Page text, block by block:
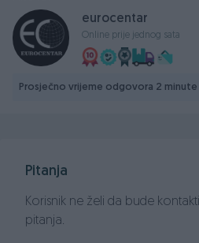
brava
1 ključ
KOŽNI trokraki Volan podesiv po
komandama
Električni podizači stakala x4 ,
Manuelni mjenjač 5+R
Bijela boja
eurocentar
Online prije jednog sata
Prosječno vrijeme odgovora 2 minute
Pitanja
Korisnik ne želi da bude
pitanja.